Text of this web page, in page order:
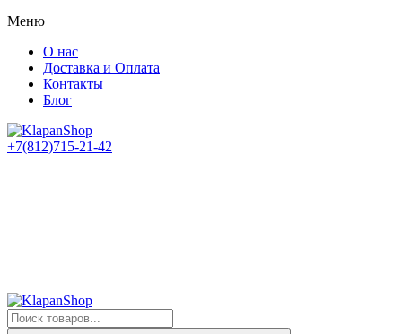
Меню
О нас
Доставка и Оплата
Контакты
Блог
+7(812)715-21-42